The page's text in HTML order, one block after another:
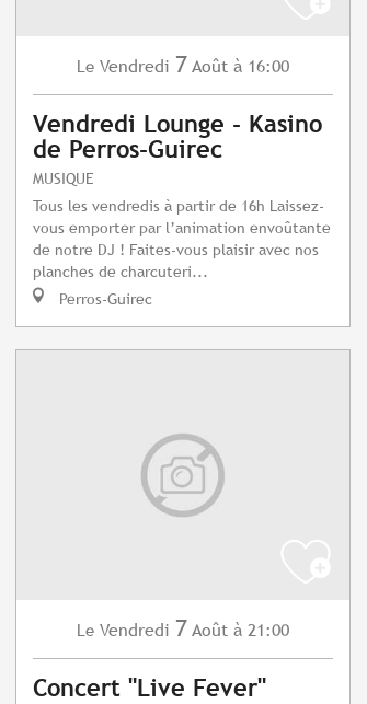
Le Vendredi 7 Août à 16:00
Vendredi Lounge - Kasino
de Perros-Guirec
MUSIQUE
Tous les vendredis à partir de 16h Laissez-
vous emporter par l’animation envoûtante
de notre DJ ! Faites-vous plaisir avec nos
planches de charcuteri...
Perros-Guirec
Le Vendredi 7 Août à 21:00
Concert "Live Fever"